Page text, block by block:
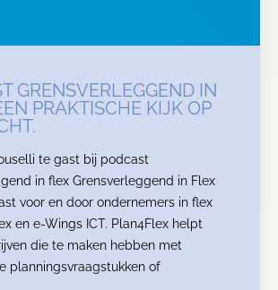
GRENSVERLEGGEND IN
PRAKTISCHE KIJK OP
te gast bij podcast
in flex Grensverleggend in Flex
voor en door ondernemers in flex
en e-Wings ICT. Plan4Flex helpt
die te maken hebben met
planningsvraagstukken of